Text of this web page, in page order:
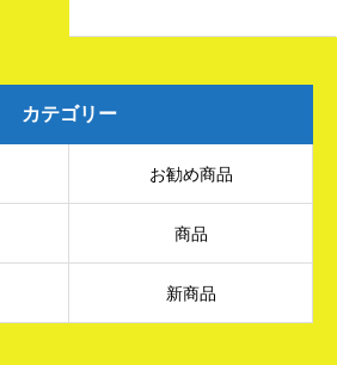
カテゴリー
お勧め商品
商品
新商品